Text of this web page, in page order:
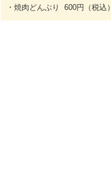
・焼肉どんぶり 600円（税込）